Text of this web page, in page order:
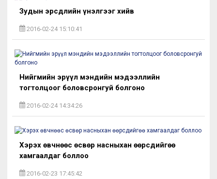
Зудын эрсдлийн үнэлгээг хийв
2016-02-24 15:10:41
Нийгмийн эрүүл мэндийн мэдээллийн
тогтолцоог боловсронгуй болгоно
2016-02-24 14:34:26
Хэрэх өвчнөөс өсвөр насныхан өөрсдийгөө
хамгаалдаг боллоо
2016-02-23 17:45:42